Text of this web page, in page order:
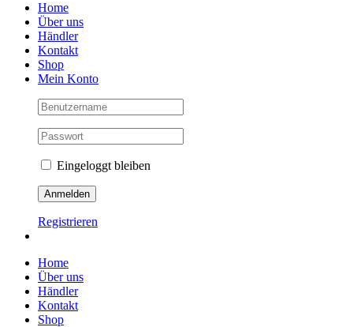
Home
Über uns
Händler
Kontakt
Shop
Mein Konto
Eingeloggt bleiben
Registrieren
Home
Über uns
Händler
Kontakt
Shop